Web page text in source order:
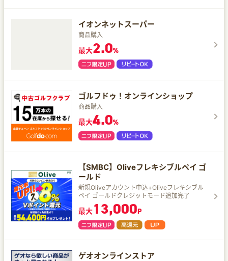
イオンネットスーパー
商品購入
最大2.0%
ゴルフドゥ！オンラインショップ
商品購入
最大4.0%
【SMBC】Oliveフレキシブルペイ ゴ
ールド
新規Oliveアカウント申込+Oliveフレキシブル
ペイ ゴールドクレジットモード追加完了
最大13,000P
ゲオオンラインストア